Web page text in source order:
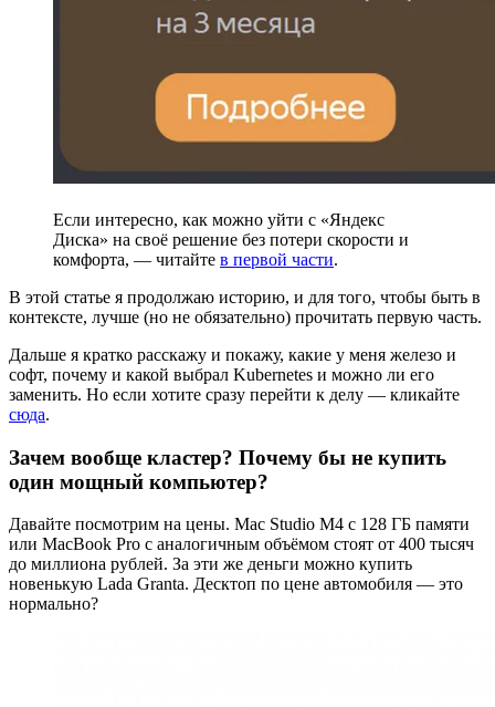
Если интересно, как можно уйти с «Яндекс
Диска» на своё решение без потери скорости и
комфорта, — читайте в первой части.
В этой статье я продолжаю историю, и для того, чтобы быть в
контексте, лучше (но не обязательно) прочитать первую часть.
Дальше я кратко расскажу и покажу, какие у меня железо и
софт, почему и какой выбрал Kubernetes и можно ли его
заменить. Но если хотите сразу перейти к делу — кликайте
сюда.
Зачем вообще кластер? Почему бы не купить
один мощный компьютер?
Давайте посмотрим на цены. Mac Studio M4 с 128 ГБ памяти
или MacBook Pro с аналогичным объёмом стоят от 400 тысяч
до миллиона рублей. За эти же деньги можно купить
новенькую Lada Granta. Десктоп по цене автомобиля — это
нормально?